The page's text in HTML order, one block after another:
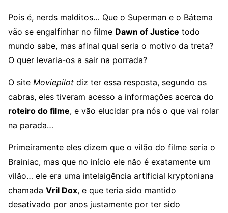
Pois é, nerds malditos… Que o Superman e o Bátema
vão se engalfinhar no filme Dawn of Justice todo
mundo sabe, mas afinal qual seria o motivo da treta?
O quer levaria-os a sair na porrada?
O site Moviepilot diz ter essa resposta, segundo os
cabras, eles tiveram acesso a informações acerca do
roteiro do filme, e vão elucidar pra nós o que vai rolar
na parada…
Primeiramente eles dizem que o vilão do filme seria o
Brainiac, mas que no início ele não é exatamente um
vilão… ele era uma intelaigência artificial kryptoniana
chamada Vril Dox, e que teria sido mantido
desativado por anos justamente por ter sido